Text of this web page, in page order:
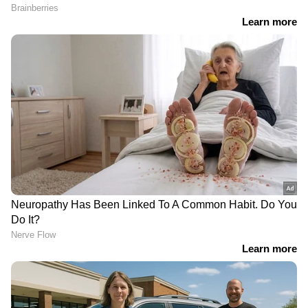
ശരീരത്തിനേറെ ഗുണം ചെയ്യും. പൊട്ടാസ്യം,
പ്രോട്ടീൻ, ഫൈബർ എന്നിവ ഇതിലുണ്ട്. രാവിലെ
നേന്ത്രപ്പഴം ഡയറ്റിൽ ഉൾപ്പെടുത്തുന്നത് ഉയർന്ന
രക്തസമ്മർദ്ദത്തെ നിയന്ത്രിക്കാനും
സഹായിക്കും.
RECOMMENDED STORIES
മുഖത്തെ കരുവാളിപ്പ്
കുടലിന്റെ ആരോ​ഗ്യം